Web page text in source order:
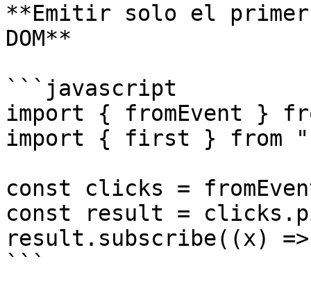
**Emitir solo el
DOM**
```javascript
import { fromEvent }
import { first } from
const clicks =
const result =
result.subscribe((x)
```